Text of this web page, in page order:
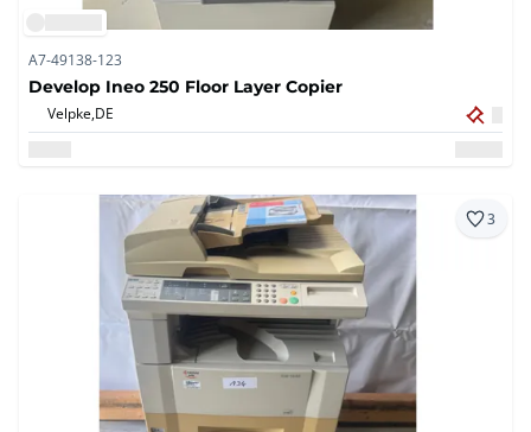
A7-49138-123
Develop Ineo 250 Floor Layer Copier
Velpke,DE
3